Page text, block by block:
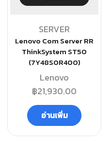
SERVER
Lenovo Com Server RR
ThinkSystem ST50
(7Y48S0R400)
Lenovo
฿21,930.00
อ่านเพิ่ม